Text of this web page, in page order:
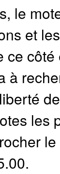
le
et
ce
à
les